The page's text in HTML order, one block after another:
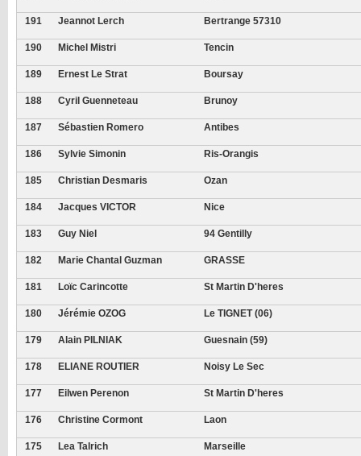
191 Jeannot Lerch Bertrange 57310
190 Michel Mistri Tencin
189 Ernest Le Strat Boursay
188 Cyril Guenneteau Brunoy
187 Sébastien Romero Antibes
186 Sylvie Simonin Ris-Orangis
185 Christian Desmaris Ozan
184 Jacques VICTOR Nice
183 Guy Niel 94 Gentilly
182 Marie Chantal Guzman GRASSE
181 Loïc Carincotte St Martin D'heres
180 Jérémie OZOG Le TIGNET (06)
179 Alain PILNIAK Guesnain (59)
178 ELIANE ROUTIER Noisy Le Sec
177 Eilwen Perenon St Martin D'heres
176 Christine Cormont Laon
175 Lea Talrich Marseille